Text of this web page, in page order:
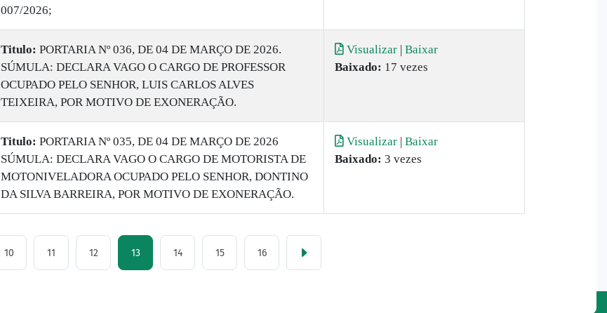
007/2026;
Titulo: PORTARIA Nº 036, DE 04 DE MARÇO DE 2026.
SÚMULA: DECLARA VAGO O CARGO DE PROFESSOR
OCUPADO PELO SENHOR, LUIS CARLOS ALVES
TEIXEIRA, POR MOTIVO DE EXONERAÇÃO.
Visualizar | Baixar
Baixado: 17 vezes
Titulo: PORTARIA Nº 035, DE 04 DE MARÇO DE 2026
SÚMULA: DECLARA VAGO O CARGO DE MOTORISTA DE
MOTONIVELADORA OCUPADO PELO SENHOR, DONTINO
DA SILVA BARREIRA, POR MOTIVO DE EXONERAÇÃO.
Visualizar | Baixar
Baixado: 3 vezes
10 11 12 13 14 15 16